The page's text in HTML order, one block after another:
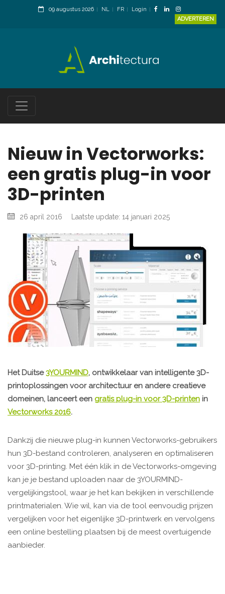
09 augustus 2026 NL FR
Login
ADVERTEREN
Nieuw in Vectorworks:
een gratis plug-in voor
3D-printen
26 april 2016 Laatste update: 14 januari 2025
Het Duitse3YOURMIND, ontwikkelaar van intelligente 3D-
printoplossingen voor architectuur en andere creatieve
domeinen, lanceert een gratis plug-in voor 3D-printen in
Vectorworks 2016.
Dankzij die nieuwe plug-in kunnen Vectorworks-gebruikers
hun 3D-bestand controleren, analyseren en optimaliseren
voor 3D-printing. Met één klik in de Vectorworks-omgeving
kan je je bestand uploaden naar de 3YOURMIND-
vergelijkingstool, waar je het kan bekijken in verschillende
printmaterialen. Wie wil, kan via de tool eenvoudig prijzen
vergelijken voor het eigenlijke 3D-printwerk en vervolgens
een online bestelling plaatsen bij de meest overtuigende
aanbieder.